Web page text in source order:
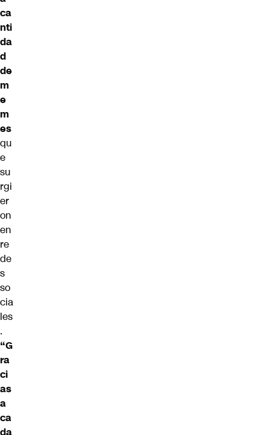
ca
nti
da
d
de
m
e
m
es
qu
e
su
rgi
er
on
en
re
de
s
so
cia
les
.
“G
ra
ci
as
a
ca
da